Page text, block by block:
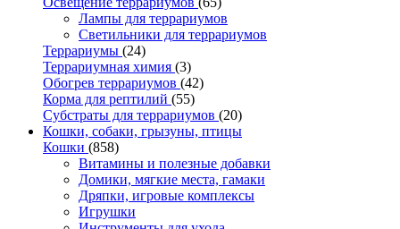
Лампы для террариумов
Светильники для террариумов
Террариумы (24)
Террариумная химия (3)
Обогрев террариумов (42)
Корма для рептилий (55)
Субстраты для террариумов (20)
Кошки, собаки, грызуны, птицы
Кошки (858)
Витамины и полезные добавки
Домики, мягкие места, гамаки
Дряпки, игровые комплексы
Игрушки